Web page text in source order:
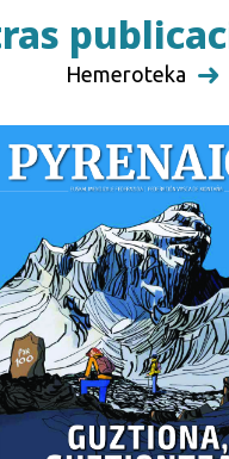
Hemeroteka